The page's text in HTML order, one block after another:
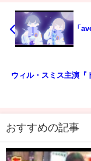
「
ウィル・スミス主演『
おすすめの記事